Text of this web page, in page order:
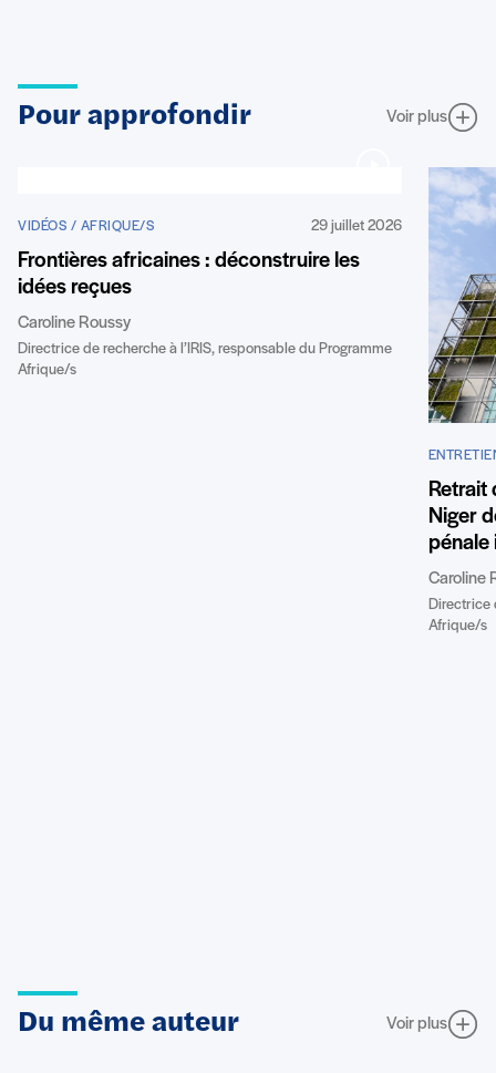
Pour approfondir Voir plus
VIDÉOS / AFRIQUE/S 29 juillet 2026
Frontières africaines : déconstruire les
idées reçues
Caroline Roussy
Directrice de recherche à l’IRIS, responsable du Programme
Afrique/s
Retrait
Niger
pénale
Caroline
Directrice
Afrique/s
Du même auteur Voir plus